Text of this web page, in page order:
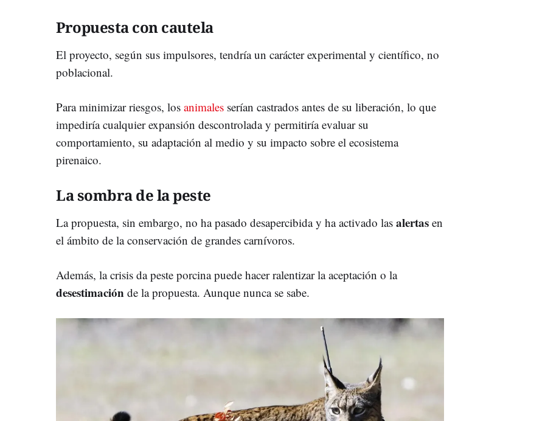
Propuesta con cautela
El proyecto, según sus impulsores, tendría un carácter experimental y científico, no
poblacional.
Para minimizar riesgos, los animales serían castrados antes de su liberación, lo que
impediría cualquier expansión descontrolada y permitiría evaluar su
comportamiento, su adaptación al medio y su impacto sobre el ecosistema
pirenaico.
La sombra de la peste
La propuesta, sin embargo, no ha pasado desapercibida y ha activado las alertas en
el ámbito de la conservación de grandes carnívoros.
Además, la crisis da peste porcina puede hacer ralentizar la aceptación o la
desestimación de la propuesta. Aunque nunca se sabe.